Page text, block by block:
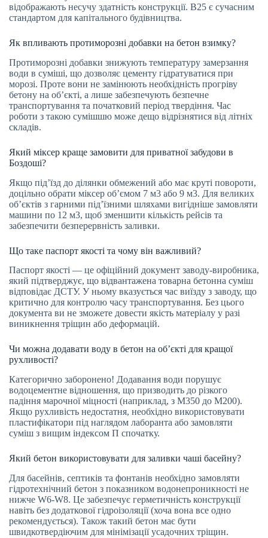
відображають несучу здатність конструкції. В25 є сучасним
стандартом для капітального будівництва.
Як впливають протиморозні добавки на бетон взимку?
Протиморозні добавки знижують температуру замерзання
води в суміші, що дозволяє цементу гідратуватися при
морозі. Проте вони не замінюють необхідність прогріву
бетону на об’єкті, а лише забезпечують безпечне
транспортування та початковий період твердіння. Час
роботи з такою сумішшю може дещо відрізнятися від літніх
складів.
Який міксер краще замовити для приватної забудови в
Боздоші?
Якщо під’їзд до ділянки обмежений або має круті повороти,
доцільно обрати міксер об’ємом 7 м3 або 9 м3. Для великих
об’єктів з гарними під’їзними шляхами вигідніше замовляти
машини по 12 м3, щоб зменшити кількість рейсів та
забезпечити безперервність заливки.
Що таке паспорт якості та чому він важливий?
Паспорт якості — це офіційний документ заводу-виробника,
який підтверджує, що відвантажена товарна бетонна суміш
відповідає ДСТУ. У ньому вказується час виїзду з заводу, що
критично для контролю часу транспортування. Без цього
документа ви не зможете довести якість матеріалу у разі
виникнення тріщин або деформацій.
Чи можна додавати воду в бетон на об’єкті для кращої
рухливості?
Категорично заборонено! Додавання води порушує
водоцементне відношення, що призводить до різкого
падіння марочної міцності (наприклад, з М350 до М200).
Якщо рухливість недостатня, необхідно використовувати
пластифікатори під наглядом лаборанта або замовляти
суміш з вищим індексом П спочатку.
Який бетон використовувати для заливки чаші басейну?
Для басейнів, септиків та фонтанів необхідно замовляти
гідротехнічний бетон з показником водонепроникності не
нижче W6-W8. Це забезпечує герметичність конструкції
навіть без додаткової гідроізоляції (хоча вона все одно
рекомендується). Також такий бетон має бути
швидкотвердіючим для мінімізації усадочних тріщин.